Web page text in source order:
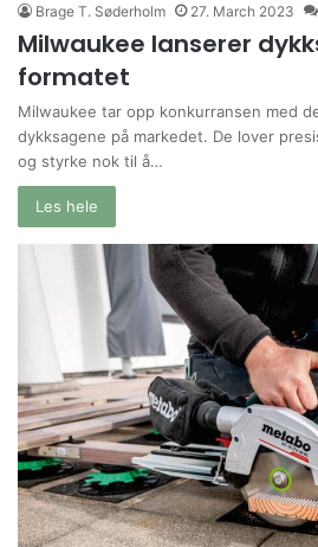
Brage T. Søderholm 27. March 2023
Milwaukee lanserer
formatet
Milwaukee tar opp konkurransen med
dykksagene på markedet. De lover
og styrke nok til å…
Les hele